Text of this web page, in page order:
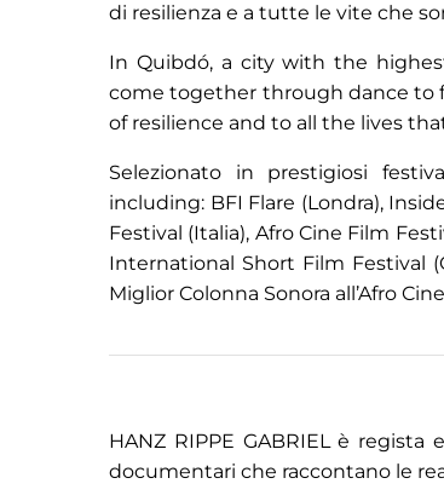
di resilienza e a tutte le vite che
In Quibdó, a city with the
come together through dance to
of resilience and to all the lives
Selezionato in prestigiosi
including: BFI Flare (Londra),
Festival (Italia), Afro Cine Film
International Short Film Festival
Miglior Colonna Sonora all’Afro
HANZ RIPPE GABRIEL è
documentari che raccontano le